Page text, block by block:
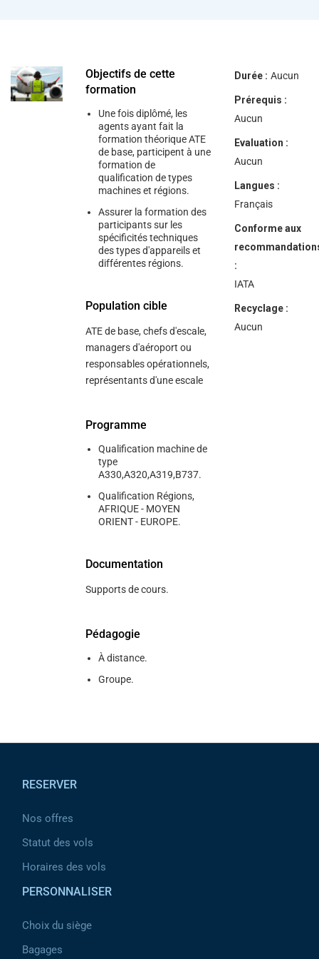
Objectifs de cette
formation
Une fois diplômé, les
agents ayant fait la
formation théorique ATE
de base, participent à une
formation de
qualification de types
machines et régions.
Assurer la formation des
participants sur les
spécificités techniques
des types d'appareils et
différentes régions.
Population cible
ATE de base, chefs d'escale,
managers d'aéroport ou
responsables opérationnels,
représentants d'une escale
Programme
Qualification machine de
type
A330,A320,A319,B737.
Qualification Régions,
AFRIQUE - MOYEN
ORIENT - EUROPE.
Documentation
Supports de cours.
Pédagogie
À distance.
Groupe.
Durée : Aucun
Prérequis :
Aucun
Evaluation :
Aucun
Langues :
Français
Conforme aux
:
IATA
Recyclage :
Aucun
RESERVER
Nos offres
Statut des vols
Horaires des vols
PERSONNALISER
Choix du siège
Bagages